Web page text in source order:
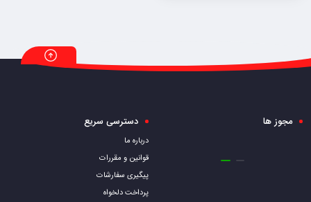
مجوز ها دسترسی سریع
درباره ما
قوانین و مقررات
پیگیری سفارشات
پرداخت دلخواه